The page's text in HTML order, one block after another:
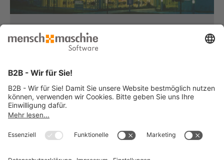
Haben Sie Fragen?
Dann rufen Sie uns an...
von 08:30 bis 12:00 Uhr
und 12:30 bis 17:00 Uhr
Freitag
und 12:30 bis 15:00 Uhr